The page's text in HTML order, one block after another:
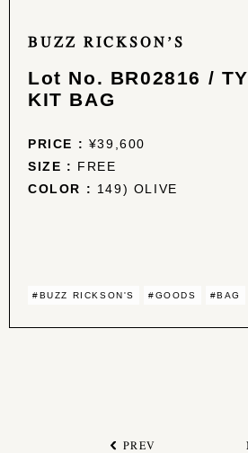
BUZZ RICKSON’S
Lot No. BR02816 /
KIT BAG
PRICE : ¥39,600
SIZE : FREE
COLOR : 149) OLIVE
#BUZZ RICKSON'S #GOODS #BAG
PREV